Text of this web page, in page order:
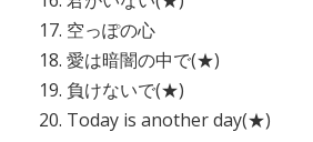
空っぽの心
愛は暗闇の中で(★)
負けないで(★)
Today is another day(★)